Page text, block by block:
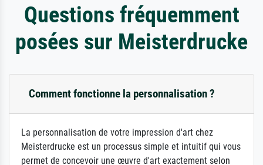
Questions fréquemment
posées sur Meisterdrucke
Comment fonctionne la personnalisation ?
La personnalisation de votre impression d'art chez
Meisterdrucke est un processus simple et intuitif qui vous
permet de concevoir une œuvre d'art exactement selon